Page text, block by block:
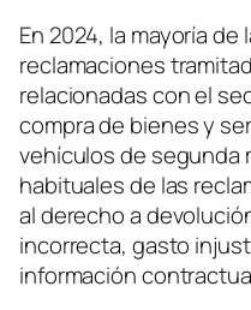
En 2024, la mayoría
reclamaciones
relacionadas con el
compra de bienes y
vehículos de segunda
habituales de las
al derecho a
incorrecta, gasto
información